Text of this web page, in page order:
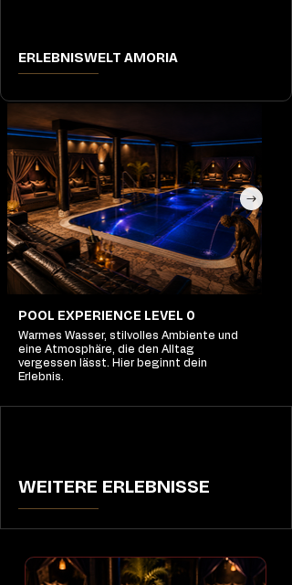
ERLEBNISWELT AMORIA
POOL EXPERIENCE LEVEL 0
Warmes Wasser, stilvolles Ambiente und
eine Atmosphäre, die den Alltag
vergessen lässt. Hier beginnt dein
Erlebnis.
WEITERE ERLEBNISSE